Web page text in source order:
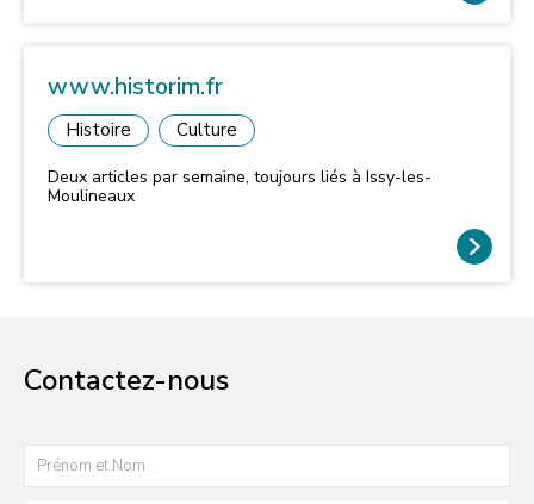
www.historim.fr
Histoire Culture
Deux articles par semaine, toujours liés à Issy-les-
Moulineaux
Contactez-nous